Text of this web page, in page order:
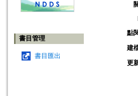
書目管理
書目匯出
點
建
更